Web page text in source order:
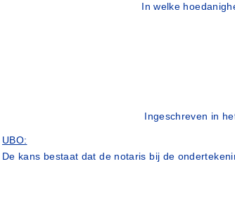
In welke
Ingeschreven in
UBO:
De kans bestaat dat de notaris bij de